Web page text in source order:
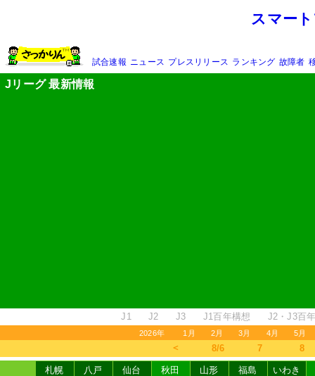
スマー
試合速報 ニュース プレスリリース ランキング 故障者
Jリーグ 最新情報
J1 J2 J3 J1百年構想 J2・J3百
2026年 1月 2月 3月 4月 5月
＜ 8/6 7 8
札幌 八戸 仙台 秋田 山形 福島
いわき